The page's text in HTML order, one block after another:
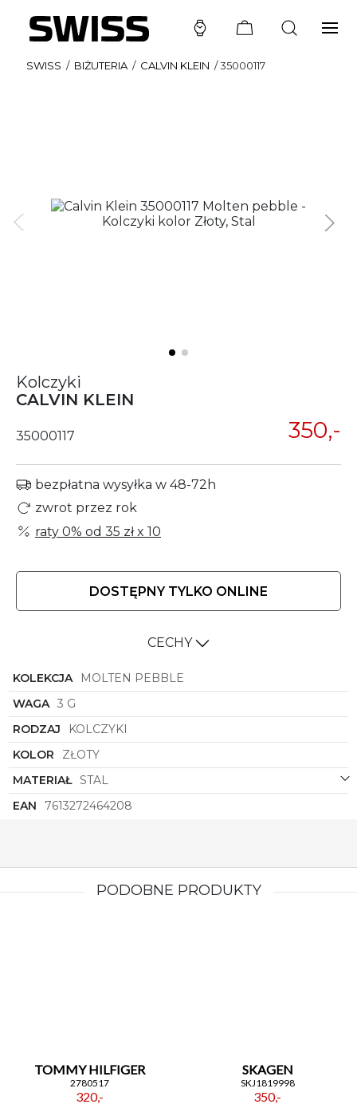
SWISS / BIŻUTERIA / CALVIN KLEIN /35000117
Kolczyki
CALVIN KLEIN
35000117 350,-
bezpłatna wysyłka w 48-72h
zwrot przez rok
raty 0% od 35 złx 10
DOSTĘPNY TYLKO ONLINE
CECHY
KOLEKCJA
MOLTEN PEBBLE
WAGA 3 G
RODZAJ
KOLCZYKI
KOLOR
ZŁOTY
MATERIAŁ STAL
EAN
7613272464208
PODOBNE PRODUKTY
TOMMY HILFIGER
2780517
320,-
SKAGEN
SKJ1819998
350,-